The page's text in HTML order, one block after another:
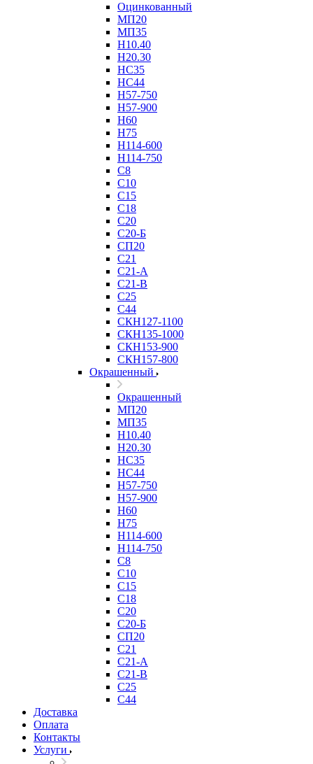
Оцинкованный
МП20
МП35
Н10.40
Н20.30
НС35
НС44
Н57-750
Н57-900
Н60
Н75
Н114-600
Н114-750
С8
С10
С15
С18
С20
С20-Б
СП20
С21
С21-А
С21-В
С25
С44
СКН127-1100
СКН135-1000
СКН153-900
СКН157-800
Окрашенный
Окрашенный
МП20
МП35
Н10.40
Н20.30
НС35
НС44
Н57-750
Н57-900
Н60
Н75
Н114-600
Н114-750
С8
С10
С15
С18
С20
С20-Б
СП20
С21
С21-А
С21-В
С25
С44
Доставка
Оплата
Контакты
Услуги